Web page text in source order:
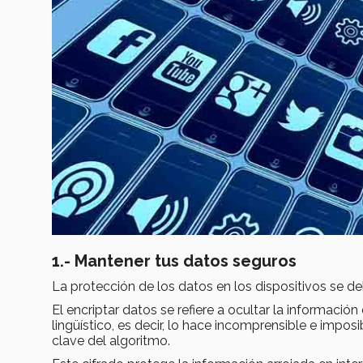
1.- Mantener tus datos seguros
La protección de los datos en los dispositivos se
El encriptar datos se refiere a ocultar la
lingüístico, es decir, lo hace incomprensible e
clave del algoritmo.